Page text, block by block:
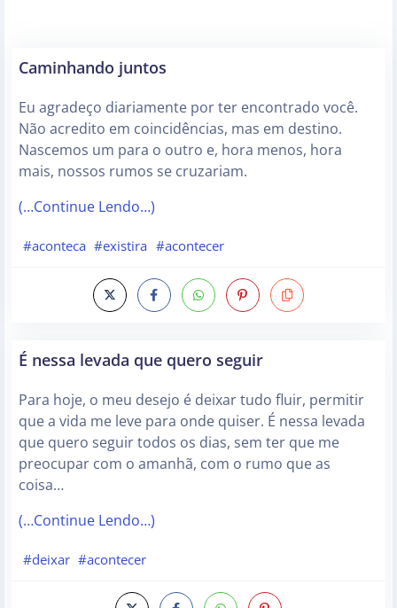
Caminhando juntos
Eu agradeço diariamente por ter encontrado você.
Não acredito em coincidências, mas em destino.
Nascemos um para o outro e, hora menos, hora
mais, nossos rumos se cruzariam.
(…Continue Lendo…)
#aconteca #existira #acontecer
É nessa levada que quero seguir
Para hoje, o meu desejo é deixar tudo fluir, permitir
que a vida me leve para onde quiser. É nessa levada
que quero seguir todos os dias, sem ter que me
preocupar com o amanhã, com o rumo que as
coisa…
(…Continue Lendo…)
#deixar #acontecer